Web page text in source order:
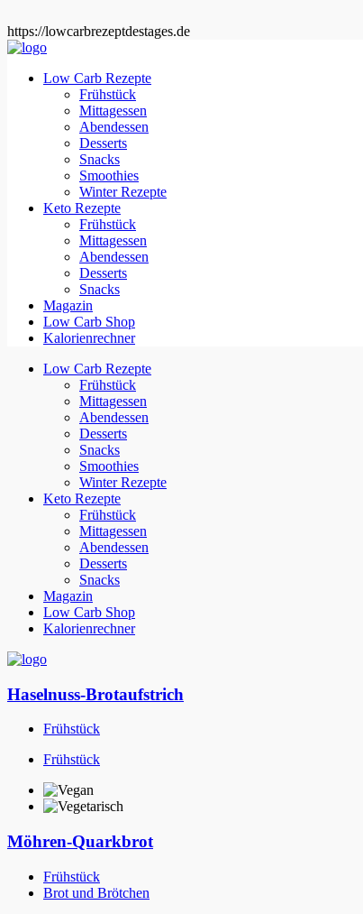
https://lowcarbrezeptdestages.de
Low Carb Rezepte
Frühstück
Mittagessen
Abendessen
Desserts
Snacks
Smoothies
Winter Rezepte
Keto Rezepte
Frühstück
Mittagessen
Abendessen
Desserts
Snacks
Magazin
Low Carb Shop
Kalorienrechner
Low Carb Rezepte
Frühstück
Mittagessen
Abendessen
Desserts
Snacks
Smoothies
Winter Rezepte
Keto Rezepte
Frühstück
Mittagessen
Abendessen
Desserts
Snacks
Magazin
Low Carb Shop
Kalorienrechner
Haselnuss-Brotaufstrich
Frühstück
Frühstück
Möhren-Quarkbrot
Frühstück
Brot und Brötchen